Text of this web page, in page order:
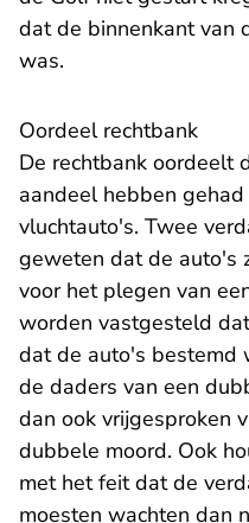
dat de binnenkant van
was.
Oordeel rechtbank
De rechtbank oordeelt
aandeel hebben
vluchtauto's. Twee
geweten dat de auto's
voor het plegen van
worden vastgesteld
dat de auto's bestemd
de daders van een
dan ook vrijgesproken
dubbele moord. Ook
met het feit dat de
moesten wachten dan